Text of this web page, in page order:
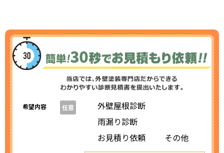
希望内容 任意
外壁屋根診断
雨漏り診断
お見積り依頼
その他